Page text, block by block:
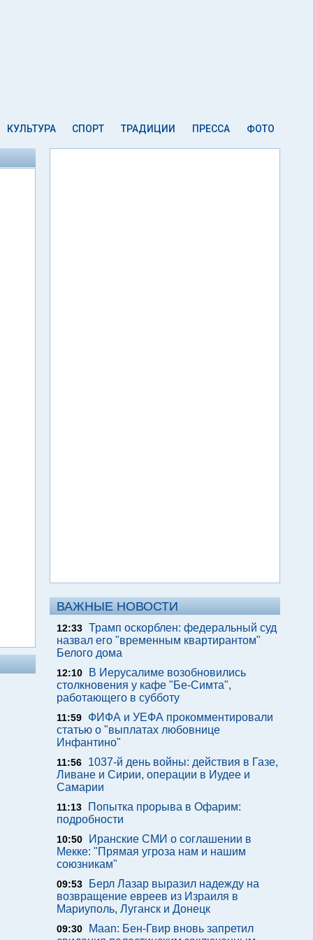
КУЛЬТУРА СПОРТ ТРАДИЦИИ ПРЕССА ФОТО
ВАЖНЫЕ НОВОСТИ
12:33 Трамп оскорблен: федеральный суд
назвал его "временным квартирантом"
Белого дома
12:10
В Иерусалиме возобновились
столкновения у кафе "Бе-Симта",
работающего в субботу
11:59
ФИФА и УЕФА прокомментировали
статью о "выплатах любовнице
Инфантино"
11:56
1037-й день войны: действия в Газе,
Ливане и Сирии, операции в Иудее и
Самарии
11:13
Попытка прорыва в Офарим:
подробности
10:50
Иранские СМИ о соглашении в
Мекке: "Прямая угроза нам и нашим
союзникам"
09:53
Берл Лазар выразил надежду на
возвращение евреев из Израиля в
Мариуполь, Луганск и Донецк
09:30
Maan: Бен-Гвир вновь запретил